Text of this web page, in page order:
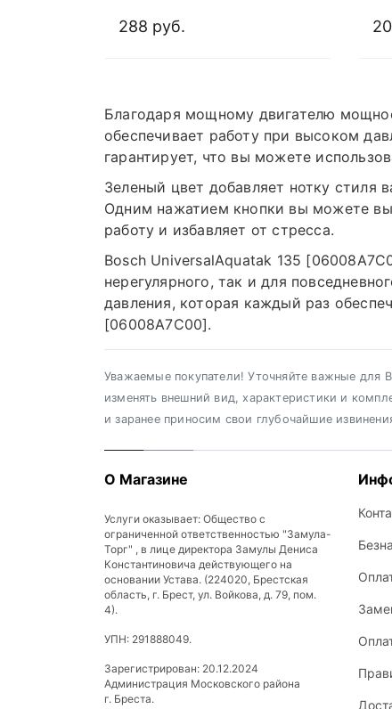
Комплектация: фильтр, игла для
прочистки сопла, Веерное сопло,
эксплуатация, пенокомплект
288 руб.
Благодаря мощному двигателю
обеспечивает работу при высоком
гарантирует, что вы можете
Зеленый цвет добавляет нотку
Одним нажатием кнопки вы можете
работу и избавляет от стресса.
Bosch UniversalAquatak 135
нерегулярного, так и для
давления, которая каждый раз
[06008A7C00].
Уважаемые покупатели! Уточняйте важные для
изменять внешний вид, характеристики и
и заранее приносим свои глубочайшие
О Магазине
Услуги оказывает: Общество с
ограниченной ответственностью "Замула-
Торг" , в лице директора Замулы Дениса
Константиновича действующего на
основании Устава. (224020, Брестская
область, г. Брест, ул. Войкова, д. 79, пом.
4).
УПН: 291888049.
Зарегистрирован: 20.12.2024
Администрация Московского района
г. Бреста.